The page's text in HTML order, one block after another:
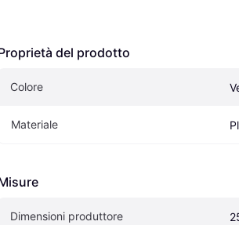
del prodotto
Colore
Materiale
Dimensioni produttore